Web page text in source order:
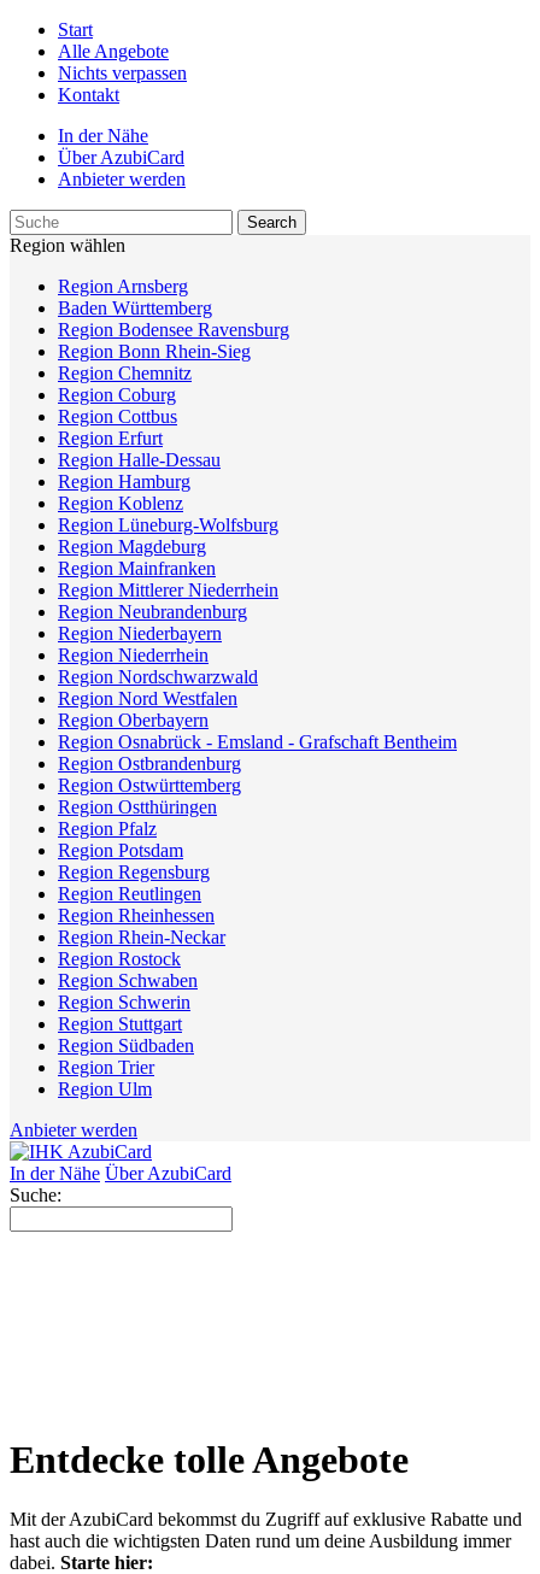
Start
Alle Angebote
Nichts verpassen
Kontakt
In der Nähe
Über AzubiCard
Anbieter werden
Region wählen
Region Arnsberg
Baden Württemberg
Region Bodensee Ravensburg
Region Bonn Rhein-Sieg
Region Chemnitz
Region Coburg
Region Cottbus
Region Erfurt
Region Halle-Dessau
Region Hamburg
Region Koblenz
Region Lüneburg-Wolfsburg
Region Magdeburg
Region Mainfranken
Region Mittlerer Niederrhein
Region Neubrandenburg
Region Niederbayern
Region Niederrhein
Region Nordschwarzwald
Region Nord Westfalen
Region Oberbayern
Region Osnabrück - Emsland - Grafschaft Bentheim
Region Ostbrandenburg
Region Ostwürttemberg
Region Ostthüringen
Region Pfalz
Region Potsdam
Region Regensburg
Region Reutlingen
Region Rheinhessen
Region Rhein-Neckar
Region Rostock
Region Schwaben
Region Schwerin
Region Stuttgart
Region Südbaden
Region Trier
Region Ulm
Anbieter werden
In der Nähe Über AzubiCard
Suche:
Entdecke tolle Angebote
Mit der AzubiCard bekommst du Zugriff auf exklusive Rabatte und
hast auch die wichtigsten Daten rund um deine Ausbildung immer
dabei. Starte hier: